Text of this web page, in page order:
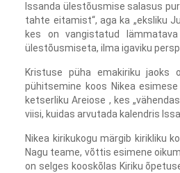
Issanda ülestõusmise salasus
tahte eitamist“, aga ka „eksliku
kes on vangistatud
ülestõusmiseta, ilma igaviku
Kristuse püha emakiriku jaoks
pühitsemine koos Nikea
ketserliku Areiose , kes
viisi, kuidas arvutada kalendris
Nikea kirikukogu märgib kirikliku
Nagu teame, võttis esimene
on selges kooskõlas Kiriku